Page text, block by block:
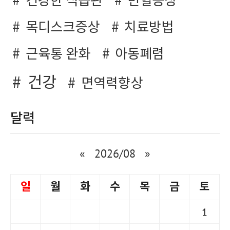
목디스크증상
치료방법
근육통 완화
아동폐렴
건강 면역력향상
달력
« 2026/08 »
일 월 화 수 목 금 토
1